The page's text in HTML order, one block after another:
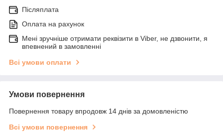
Післяплата
Оплата на рахунок
Мені зручніше отримати реквізити в Viber, не дзвонити, я
впевнений в замовленні
Всі умови оплати
Умови повернення
Повернення товару впродовж 14 днів за домовленістю
Всі умови повернення